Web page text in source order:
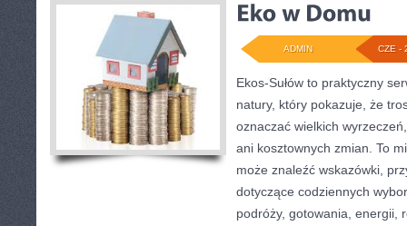
CZE -
ADMIN
Ekos-Sułów to praktyczny
natury, który pokazuje, że
oznaczać wielkich
ani kosztownych zmian. To
może znaleźć wskazówki,
dotyczące codziennych
podróży, gotowania, energii,